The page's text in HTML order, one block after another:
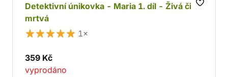
Detektivní únikovka - Maria 1. díl - Živá či
mrtvá
1×
359 Kč
vyprodáno